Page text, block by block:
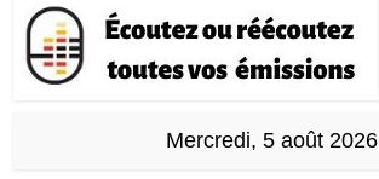
Mercredi, 5 août 2026